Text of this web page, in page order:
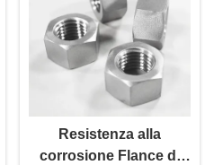
Resistenza alla
corrosione Flance di